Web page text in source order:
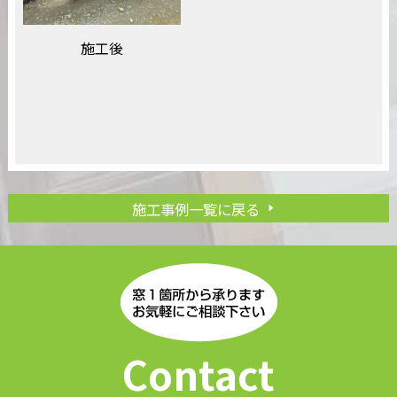
施工後
施工事例一覧に戻る
Contact